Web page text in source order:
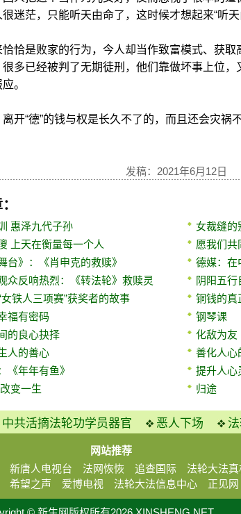
迷茫，只能听天由命了，这时候才想起来“听天
恰是败家的行为，今人却当作致富模式、获
很多已经被判了无期徒刑，他们靠做坏事上位
。
离开“德”的钱与权是长久不了的，而且还会灾祸
发稿：2021年6月12日
惠泽九代子孙
上天在衡量每一个人
台》：《肖申克的救赎》
众反响热烈：《转法轮》救赎灵
铁人三项赛”获奖者的故事
福有密码
的良心抉择
人的善心
《年年有鱼》
变一生
女裁缝的
愿我们共
德媒：在
阴阳五行
铜钱的真
钢琴课
化敌为友
善化人心
提升人心
归途
中共活摘法轮功学员器官 恶人下场
网站推荐
新唐人电视台 法网恢恢 追查国际 法轮大法
希望之声 爱博电视 法轮大法信息中心 正见网